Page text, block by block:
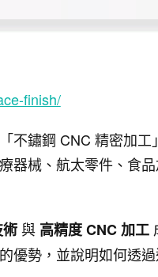
finish/
不鏽鋼 CNC 精密加
器械、航太零件、食
與 高精度 CNC 加工
優勢，並說明如何透